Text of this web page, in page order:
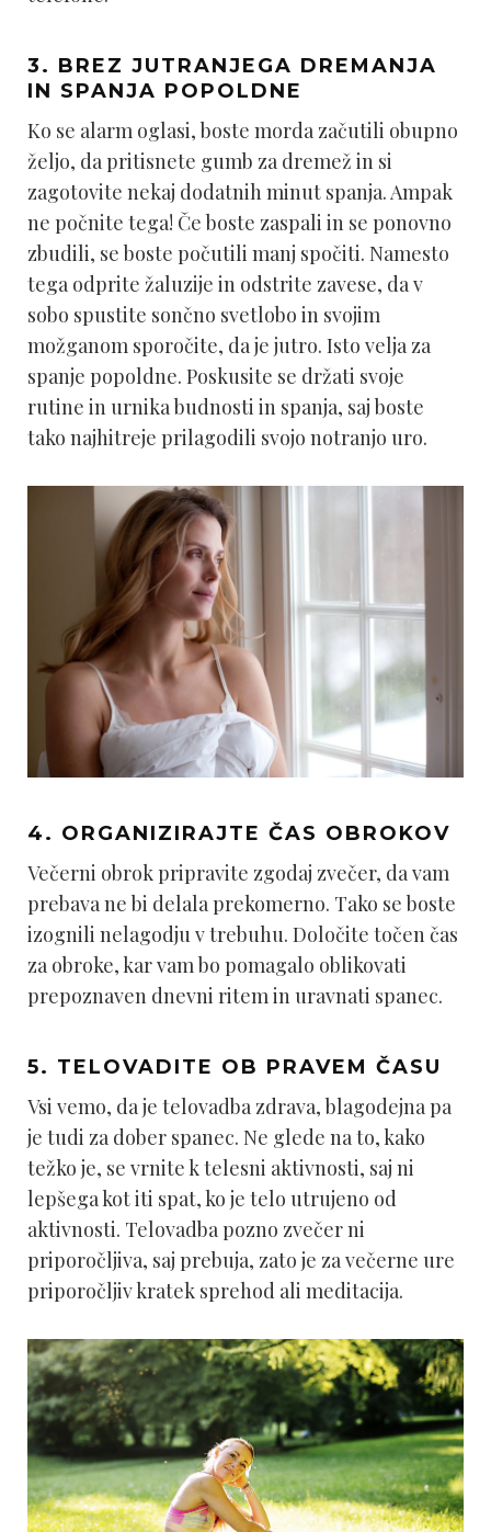
3. BREZ JUTRANJEGA DREMANJA
IN SPANJA POPOLDNE
Ko se alarm oglasi, boste morda začutili obupno
željo, da pritisnete gumb za dremež in si
zagotovite nekaj dodatnih minut spanja. Ampak
ne počnite tega! Če boste zaspali in se ponovno
zbudili, se boste počutili manj spočiti. Namesto
tega odprite žaluzije in odstrite zavese, da v
sobo spustite sončno svetlobo in svojim
možganom sporočite, da je jutro. Isto velja za
spanje popoldne. Poskusite se držati svoje
rutine in urnika budnosti in spanja, saj boste
tako najhitreje prilagodili svojo notranjo uro.
4. ORGANIZIRAJTE ČAS OBROKOV
Večerni obrok pripravite zgodaj zvečer, da vam
prebava ne bi delala prekomerno. Tako se boste
izognili nelagodju v trebuhu. Določite točen čas
za obroke, kar vam bo pomagalo oblikovati
prepoznaven dnevni ritem in uravnati spanec.
5. TELOVADITE OB PRAVEM ČASU
Vsi vemo, da je telovadba zdrava, blagodejna pa
je tudi za dober spanec. Ne glede na to, kako
težko je, se vrnite k telesni aktivnosti, saj ni
lepšega kot iti spat, ko je telo utrujeno od
aktivnosti. Telovadba pozno zvečer ni
priporočljiva, saj prebuja, zato je za večerne ure
priporočljiv kratek sprehod ali meditacija.